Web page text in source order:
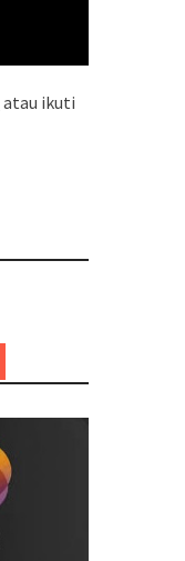
atau ikuti